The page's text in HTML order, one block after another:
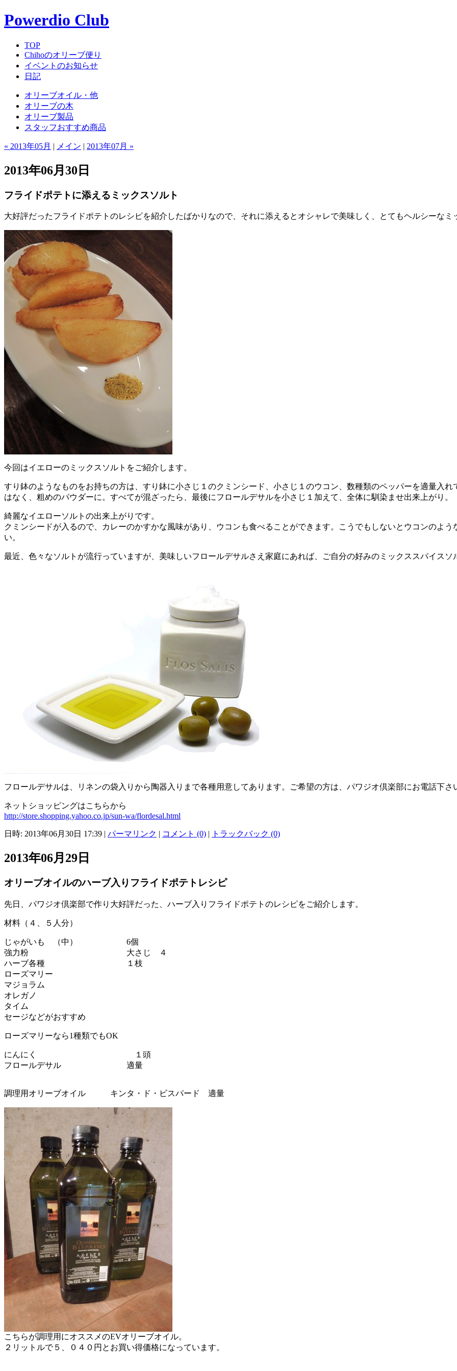
Powerdio Club
TOP
Chihoのオリーブ便り
イベントのお知らせ
日記
オリーブオイル・他
オリーブの木
オリーブ製品
スタッフおすすめ商品
« 2013年05月 | メイン | 2013年07月 »
2013年06月30日
フライドポテトに添えるミックスソルト
大好評だったフライドポテトのレシピを紹介したばかりなので、それに添えるとオシャレで美味しく、とてもヘルシーなミ
今回はイエローのミックスソルトをご紹介します。
すり鉢のようなものをお持ちの方は、すり鉢に小さじ１のクミンシード、小さじ１のウコン、数種類のペッパーを適量入
はなく、粗めのパウダーに。すべてが混ざったら、最後にフロールデサルを小さじ１加えて、全体に馴染ませ出来上がり。
綺麗なイエローソルトの出来上がりです。
クミンシードが入るので、カレーのかすかな風味があり、ウコンも食べることができます。こうでもしないとウコンのよ
い。
最近、色々なソルトが流行っていますが、美味しいフロールデサルさえ家庭にあれば、ご自分の好みのミックススパイスソ
フロールデサルは、リネンの袋入りから陶器入りまで各種用意してあります。ご希望の方は、パワジオ倶楽部にお電話下
ネットショッピングはこちらから
http://store.shopping.yahoo.co.jp/sun-wa/flordesal.html
日時: 2013年06月30日 17:39 | パーマリンク | コメント (0) | トラックバック (0)
2013年06月29日
オリーブオイルのハーブ入りフライドポテトレシピ
先日、パワジオ倶楽部で作り大好評だった、ハーブ入りフライドポテトのレシピをご紹介します。
材料（４、５人分）
じゃがいも （中） 6個
強力粉 大さじ ４
ハーブ各種 １枝
ローズマリー
マジョラム
オレガノ
タイム
セージなどがおすすめ
ローズマリーなら1種類でもOK
にんにく １頭
フロールデサル 適量
調理用オリーブオイル キンタ・ド・ビスパード 適量
こちらが調理用にオススメのEVオリーブオイル。
２リットルで５、０４０円とお買い得価格になっています。